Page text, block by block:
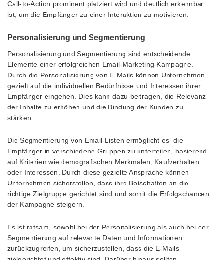
Call-to-Action prominent platziert wird und deutlich erkennbar
ist, um die Empfänger zu einer Interaktion zu motivieren.
Personalisierung und Segmentierung
Personalisierung und Segmentierung sind entscheidende
Elemente einer erfolgreichen Email-Marketing-Kampagne.
Durch die Personalisierung von E-Mails können Unternehmen
gezielt auf die individuellen Bedürfnisse und Interessen ihrer
Empfänger eingehen. Dies kann dazu beitragen, die Relevanz
der Inhalte zu erhöhen und die Bindung der Kunden zu
stärken.
Die Segmentierung von Email-Listen ermöglicht es, die
Empfänger in verschiedene Gruppen zu unterteilen, basierend
auf Kriterien wie demografischen Merkmalen, Kaufverhalten
oder Interessen. Durch diese gezielte Ansprache können
Unternehmen sicherstellen, dass ihre Botschaften an die
richtige Zielgruppe gerichtet sind und somit die Erfolgschancen
der Kampagne steigern.
Es ist ratsam, sowohl bei der Personalisierung als auch bei der
Segmentierung auf relevante Daten und Informationen
zurückzugreifen, um sicherzustellen, dass die E-Mails